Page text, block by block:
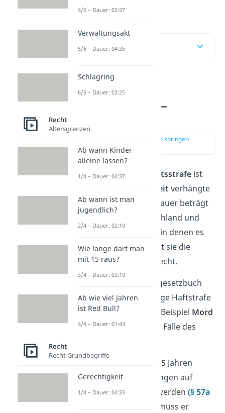
Inhaltsübersicht
Lebenslange
Freiheitsstrafe
—
Bedeutung
zur Stelle im Video springen
(00:18)
Einelebenslange Freiheitsstrafe ist
unbestimmte Zeitverhängte
Haftstrafe. Die Mindestdauer beträgt
dabei
In Deutschland und
vielen anderen Ländern, in denen es
keine Todesstrafe gibt, ist sie die
höchste Strafe
im Strafrecht.
Fälle, in denen laut Strafgesetzbuch
zwingend eine lebenslange Haftstrafe
verhängt wird, sind zum Beispiel Mord
oder besonders schwere Fälle des
Der Häftling kann nach 15 Jahren
unter gewissen Bedingungen auf
Bewährungausgesetzt werden(§ 57a
Dazu muss er
4/6 – Dauer: 03:37
Verwaltungsakt
5/6 – Dauer: 04:35
Schlagring
6/6 – Dauer: 03:25
Recht
Altersgrenzen
Ab wann Kinder
alleine lassen?
1/4 – Dauer: 04:37
Ab wann ist man
jugendlich?
2/4 – Dauer: 02:10
Wie lange darf man
mit 15 raus?
3/4 – Dauer: 03:10
Ab wie viel Jahren
ist Red Bull?
4/4 – Dauer: 01:43
Recht
Recht Grundbegriffe
Gerechtigkeit
1/4 – Dauer: 04:33